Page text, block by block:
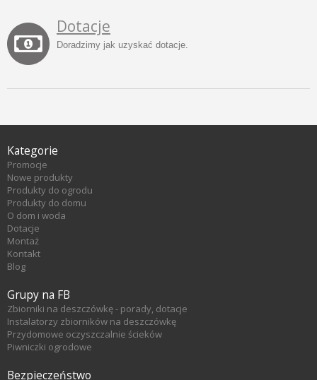
Dotacje
Doradzimy jak uzyskać dotacje.
Kategorie
Promocje
Nowe produkty
Produkty do ogrodu
Produkty do domu
O dom i woda
Dotacje
Montaż
Kontakt
Blog
Grupy na FB
Zbiorniki na deszczówkę - porady, dotacje
Instalatorzy zbiorników na deszczówkę
Przydomowe oczyszczalnie ścieków
Piwniczki ogrodowe
Bezpieczeństwo